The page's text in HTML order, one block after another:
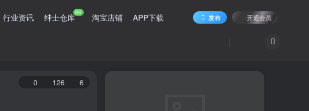
行业资讯 绅士仓库99 淘宝店铺 APP下载 发布 开通会员
0 126 6